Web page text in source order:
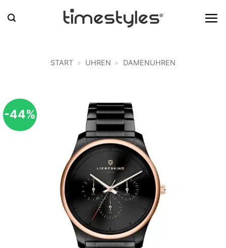
Inhalt
START » UHREN » DAMENUHREN
-44%